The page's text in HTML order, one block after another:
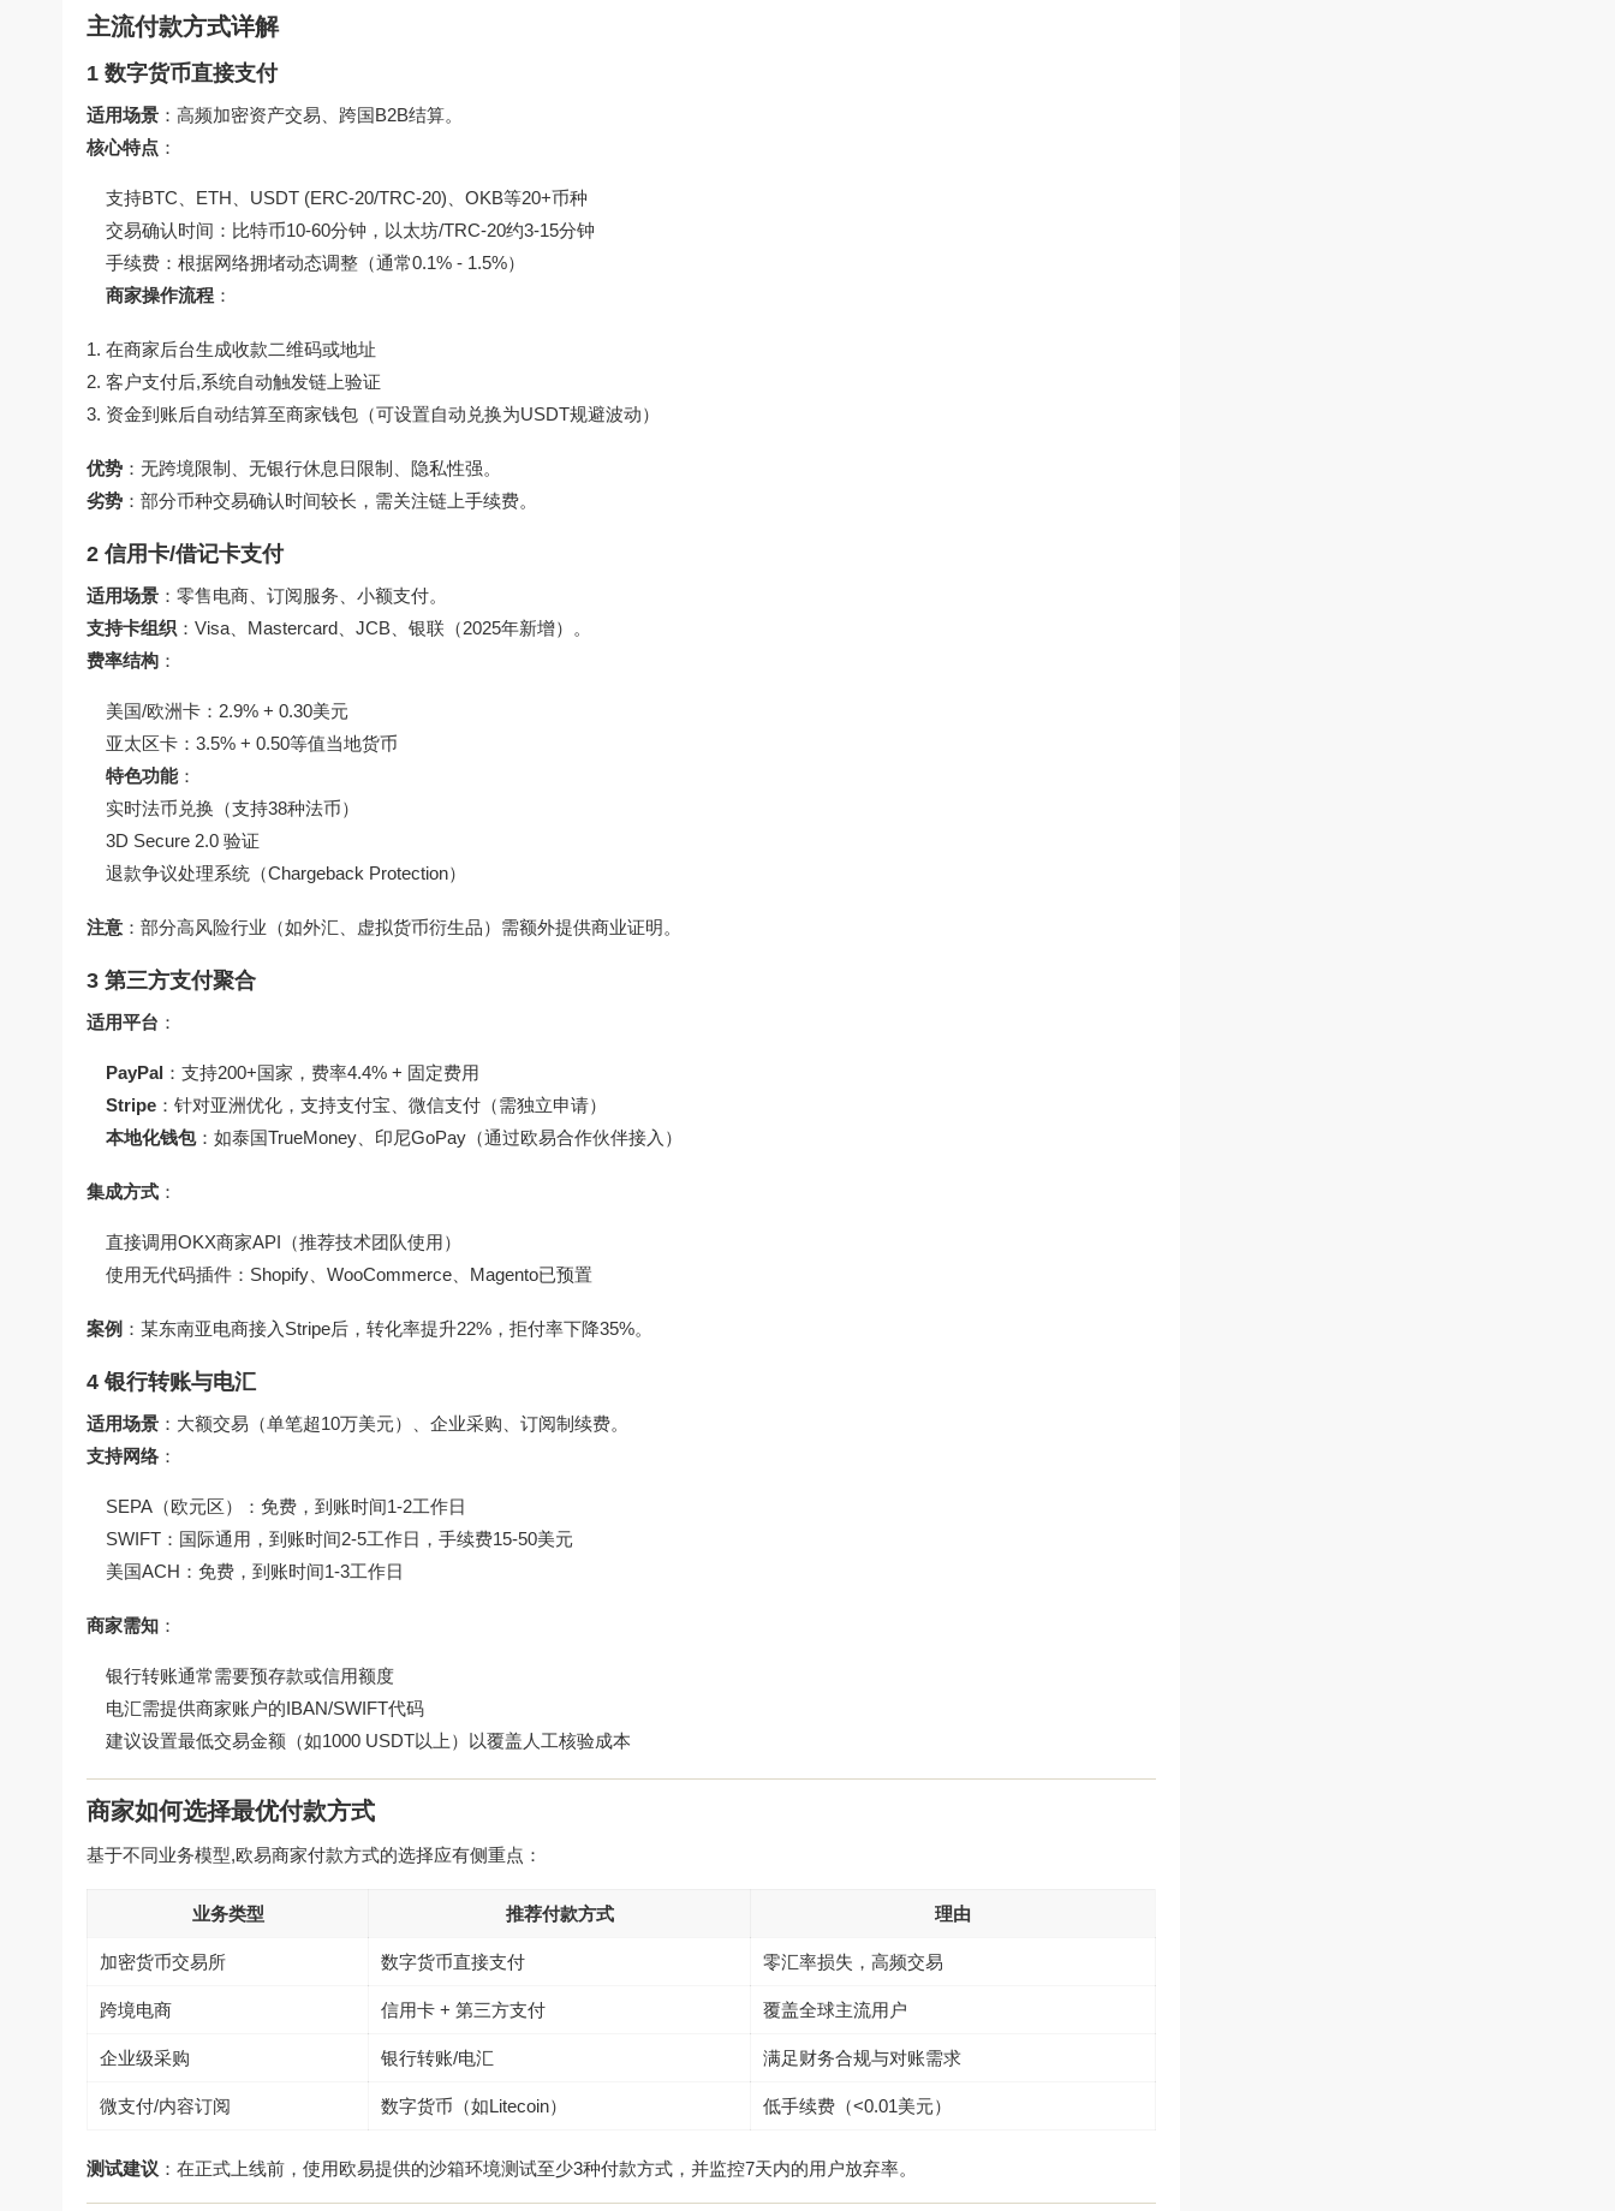
主流付款方式详解
1 数字货币直接支付
适用场景 ：高频加密资产交易、跨国B2B结算。
核心特点 ：
支持BTC、ETH、USDT (ERC-20/TRC-20)、OKB等20+币种
交易确认时间：比特币10-60分钟，以太坊/TRC-20约3-15分钟
手续费：根据网络拥堵动态调整（通常0.1% - 1.5%）
商家操作流程 ：
在商家后台生成收款二维码或地址
客户支付后,系统自动触发链上验证
资金到账后自动结算至商家钱包（可设置自动兑换为USDT规避波动）
优势 ：无跨境限制、无银行休息日限制、隐私性强。
劣势 ：部分币种交易确认时间较长，需关注链上手续费。
2 信用卡/借记卡支付
适用场景 ：零售电商、订阅服务、小额支付。
支持卡组织 ：Visa、Mastercard、JCB、银联（2025年新增）。
费率结构 ：
美国/欧洲卡：2.9% + 0.30美元
亚太区卡：3.5% + 0.50等值当地货币
特色功能：
实时法币兑换（支持38种法币）
3D Secure 2.0 验证
退款争议处理系统（Chargeback Protection）
注意 ：部分高风险行业（如外汇、虚拟货币衍生品）需额外提供商业证明。
3 第三方支付聚合
适用平台 ：
PayPal ：支持200+国家，费率4.4% + 固定费用
Stripe ：针对亚洲优化，支持支付宝、微信支付（需独立申请）
本地化钱包：如泰国TrueMoney、印尼GoPay（通过欧易合作伙伴接入）
集成方式 ：
直接调用OKX商家API（推荐技术团队使用）
使用无代码插件：Shopify、WooCommerce、Magento已预置
案例 ：某东南亚电商接入Stripe后，转化率提升22%，拒付率下降35%。
4 银行转账与电汇
适用场景 ：大额交易（单笔超10万美元）、企业采购、订阅制续费。
支持网络：
SEPA（欧元区）：免费，到账时间1-2工作日
SWIFT：国际通用，到账时间2-5工作日，手续费15-50美元
美国ACH：免费，到账时间1-3工作日
商家需知 ：
银行转账通常需要预存款或信用额度
电汇需提供商家账户的IBAN/SWIFT代码
建议设置最低交易金额（如1000 USDT以上）以覆盖人工核验成本
商家如何选择最优付款方式
基于不同业务模型,欧易商家付款方式的选择应有侧重点：
业务类型 推荐付款方式 理由
加密货币交易所 数字货币直接支付 零汇率损失，高频交易
跨境电商 信用卡 + 第三方支付 覆盖全球主流用户
企业级采购 银行转账/电汇 满足财务合规与对账需求
微支付/内容订阅 数字货币（如Litecoin） 低手续费（<0.01美元）
测试建议 ：在正式上线前，使用欧易提供的沙箱环境测试至少3种付款方式，并监控7天内的用户放弃率。